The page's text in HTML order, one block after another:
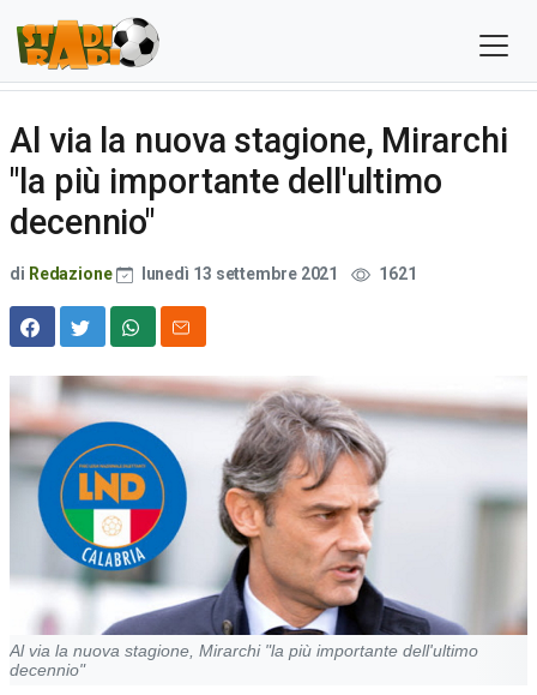
Al via la nuova stagione, Mirarchi
"la più importante dell'ultimo
decennio"
di Redazione lunedì 13 settembre 2021 1621
Al via la nuova stagione, Mirarchi "la più importante dell'ultimo
decennio"